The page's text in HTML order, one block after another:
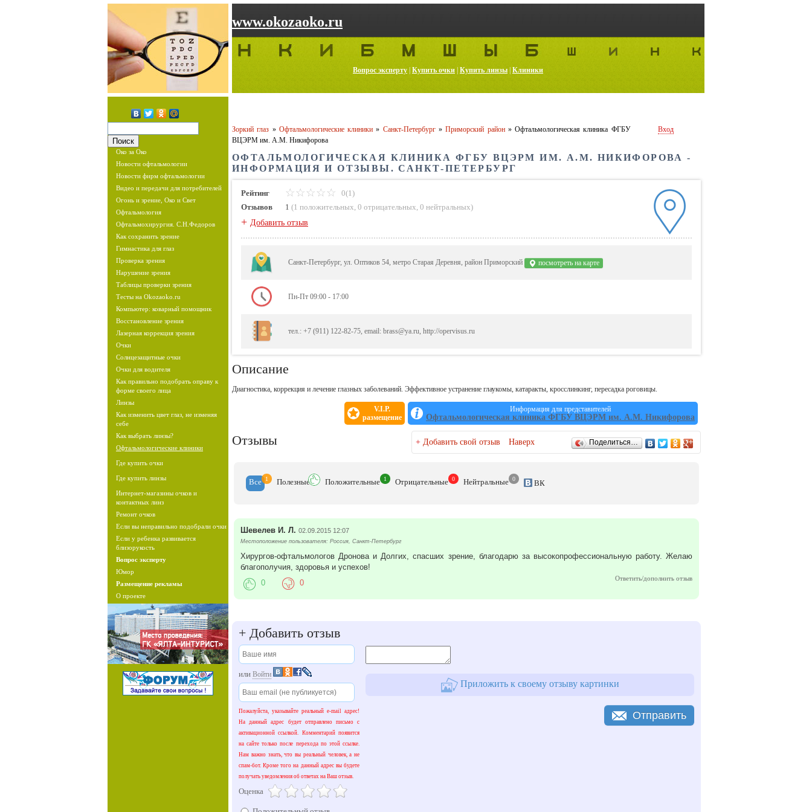
www.okozaoko.ru
Вопрос эксперту Купить очки Купить линзы Клиники
Око за Око
Новости офтальмологии
Новости фирм офтальмологии
Видео и передачи для потребителей
Огонь и зрение, Око и Свет
Офтальмология
Офтальмохирургия. С.Н.Федоров
Как сохранить зрение
Гимнастика для глаз
Проверка зрения
Нарушение зрения
Таблицы проверки зрения
Тесты на Okozaoko.ru
Компьютер: коварный помощник
Восстановление зрения
Лазерная коррекция зрения
Очки
Солнцезащитные очки
Очки для водителя
Как правильно подобрать оправу к
форме своего лица
Линзы
Как изменить цвет глаз, не изменяя
себе
Как выбрать линзы?
Офтальмологические клиники
Где купить очки
Где купить линзы
Интернет-магазины очков и
контактных линз
Ремонт очков
Если вы неправильно подобрали очки
Если у ребенка развивается
близорукость
Вопрос эксперту
Юмор
Размещение рекламы
О проекте
Зоркий глаз » Офтальмологические клиники » Санкт-Петербург»Приморский район»Офтальмологическая клиника ФГБУ
ВЦЭРМ им. А.М. Никифорова
Вход
ОФТАЛЬМОЛОГИЧЕСКАЯ КЛИНИКА ФГБУ ВЦЭРМ ИМ. А.М. НИКИФОРОВА -
ИНФОРМАЦИЯ И ОТЗЫВЫ. САНКТ-ПЕТЕРБУРГ
Рейтинг
0(1)
Отзывов
1 (1 положительных, 0 отрицательных, 0 нейтральных)
+ Добавить отзыв
Санкт-Петербург, ул. Оптиков 54, метро Старая Деревня, район Приморский посмотреть на карте
Пн-Пт 09:00 - 17:00
тел.: +7 (911) 122-82-75, email: brass@ya.ru, http://opervisus.ru
Описание
Диагностика, коррекция и лечение глазных заболеваний. Эффективное устранение глаукомы, катаракты, кросслинкинг, пересадка роговицы.
V.I.P.
размещение
Информация для представителей
Офтальмологическая клиника ФГБУ ВЦЭРМ им. А.М. Никифорова
Отзывы + Добавить свой отзыв Наверх Поделиться…
Все 1 Полезные Положительные 1 Отрицательные 0 Нейтральные 0 ВК
Шевелев И. Л. 02.09.2015 12:07
Местоположение пользователя: Россия, Санкт-Петербург
Хирургов-офтальмологов Дронова и Долгих, спасших зрение, благодарю за высокопрофессиональную работу. Желаю
благополучия, здоровья и успехов!
Ответить/дополнить отзыв
0 0
+ Добавить отзыв
или Войти
Пожалуйста, указывайте реальный e-mail адрес!
На данный адрес будет отправлено письмо с
активационной ссылкой. Комментарий появится
на сайте только после перехода по этой ссылке.
Нам важно знать, что вы реальный человек, а не
спам-бот. Кроме того на данный адрес вы будете
получать уведомления об ответах на Ваш отзыв.
Оценка
Приложить к своему отзыву картинки
Отправить